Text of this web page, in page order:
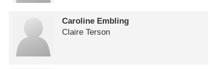
Caroline Embling
Claire Terson